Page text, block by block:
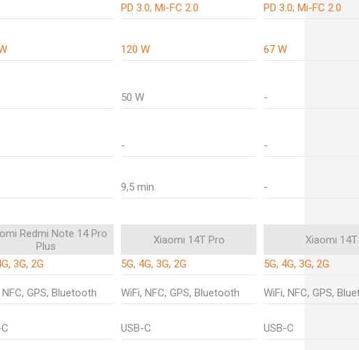
PD 3.0; Mi-FC 2.0 PD 3.0; Mi-FC 2.0
120 W 67 W
50 W -
- -
9,5 min. -
Redmi Note 14 Pro
Plus
Xiaomi 14T Pro
Xiaomi 14T
3G, 2G 5G, 4G, 3G, 2G
5G, 4G, 3G, 2G
NFC, GPS, Bluetooth WiFi, NFC, GPS, Bluetooth WiFi, NFC, GPS,
USB-C USB-C